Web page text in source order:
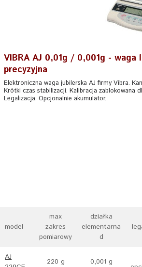
VIBRA AJ 0,01g / 0,001g - waga
precyzyjna
Elektroniczna waga jubilerska AJ firmy Vibra.
Krótki czas stabilizacji. Kalibracja zablokowana
Legalizacja. Opcjonalnie akumulator.
model
max
zakres
pomiarowy
działka
elementarna
d
AJ
220 g 0,001 g